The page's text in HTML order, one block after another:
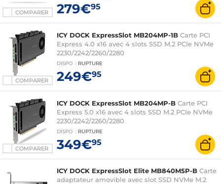
COMPARER 279€95
COMPARER
ICY DOCK ExpressSlot MB204MP-1B Carte PCI
Express 4.0 x16 avec 4 slots SSD M.2 PCIe NVMe
2230/2242/2260/2280
DISPO : RUPTURE
249€95
COMPARER
ICY DOCK ExpressSlot MB204MP-B Carte PCI
Express 5.0 x16 avec 4 slots SSD M.2 PCIe NVMe
2230/2242/2260/2280
DISPO : RUPTURE
349€95
ICY DOCK ExpressSlot Elite MB840M5P-B Carte
adaptateur amovible avec slot SSD NVMe M.2